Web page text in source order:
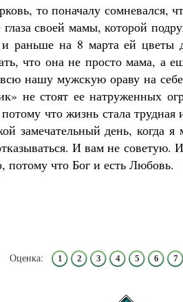
то поначалу
своей мамы, которой
раньше на 8 марта ей цветы
что она не просто мама,
нашу мужскую ораву на
не стоят ее натруженных
что жизнь стала
замечательный день, когда
И вам не
потому что Бог и есть Любовь.
Оценка: 1 2 3 4 5 6 7